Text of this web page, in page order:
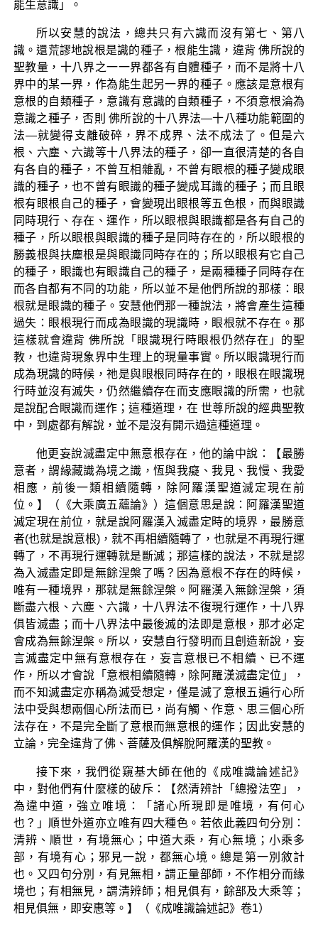
能生意識」。
所以安慧的說法，總共只有六識而沒有第七、第八
識。還荒謬地說根是識的種子，根能生識，違背 佛所說的
聖教量，十八界之一一界都各有自體種子，而不是將十八
界中的某一界，作為能生起另一界的種子。應該是意根有
意根的自類種子，意識有意識的自類種子，不須意根淪為
意識之種子，否則 佛所說的十八界法—十八種功能範圍的
法—就變得支離破碎，界不成界、法不成法了。但是六
根、六塵、六識等十八界法的種子，卻一直很清楚的各自
有各自的種子，不曾互相雜亂，不曾有眼根的種子變成眼
識的種子，也不曾有眼識的種子變成耳識的種子；而且眼
根有眼根自己的種子，會變現出眼根等五色根，而與眼識
同時現行、存在、運作，所以眼根與眼識都是各有自己的
種子，所以眼根與眼識的種子是同時存在的，所以眼根的
勝義根與扶塵根是與眼識同時存在的；所以眼根有它自己
的種子，眼識也有眼識自己的種子，是兩種種子同時存在
而各自都有不同的功能，所以並不是他們所說的那樣：眼
根就是眼識的種子。安慧他們那一種說法，將會產生這種
過失：眼根現行而成為眼識的現識時，眼根就不存在。那
這樣就會違背 佛所說「眼識現行時眼根仍然存在」的聖
教，也違背現象界中生理上的現量事實。所以眼識現行而
成為現識的時候，祂是與眼根同時存在的，眼根在眼識現
行時並沒有滅失，仍然繼續存在而支應眼識的所需，也就
是說配合眼識而運作；這種道理，在 世尊所說的經典聖教
中，到處都有解說，並不是沒有開示過這種道理。
他更妄說滅盡定中無意根存在，他的論中說：【最勝
意者，謂緣藏識為境之識，恆與我癡、我見、我慢、我愛
相應，前後一類相續隨轉，除阿羅漢聖道滅定現在前
位。】（《大乘廣五蘊論》）這個意思是說：阿羅漢聖道
滅定現在前位，就是說阿羅漢入滅盡定時的境界，最勝意
者(也就是說意根)，就不再相續隨轉了，也就是不再現行運
轉了，不再現行運轉就是斷滅；那這樣的說法，不就是認
為入滅盡定即是無餘涅槃了嗎？因為意根不存在的時候，
唯有一種境界，那就是無餘涅槃。阿羅漢入無餘涅槃，須
斷盡六根、六塵、六識，十八界法不復現行運作，十八界
俱皆滅盡；而十八界法中最後滅的法即是意根，那才必定
會成為無餘涅槃。所以，安慧自行發明而且創造新說，妄
言滅盡定中無有意根存在，妄言意根已不相續、已不運
作，所以才會說「意根相續隨轉，除阿羅漢滅盡定位」，
而不知滅盡定亦稱為滅受想定，僅是滅了意根五遍行心所
法中受與想兩個心所法而已，尚有觸、作意、思三個心所
法存在，不是完全斷了意根而無意根的運作；因此安慧的
立論，完全違背了佛、菩薩及俱解脫阿羅漢的聖教。
接下來，我們從窺基大師在他的《成唯識論述記》
中，對他們有什麼樣的破斥：【然清辨計「總撥法空」，
為違中道，強立唯境：「諸心所現即是唯境，有何心
也？」順世外道亦立唯有四大種色。若依此義四句分別：
清辨、順世，有境無心；中道大乘，有心無境；小乘多
部，有境有心；邪見一說，都無心境。總是第一別敘計
也。又四句分別，有見無相，謂正量部師，不作相分而緣
境也；有相無見，謂清辨師；相見俱有，餘部及大乘等；
相見俱無，即安惠等。】（《成唯識論述記》卷1）